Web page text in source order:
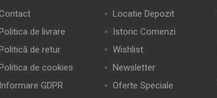
de livrare
de retur
de cookies
Informare GDPR
Locatie Depozit
Istoric Comenzi
Wishlist
Newsletter
Oferte Speciale